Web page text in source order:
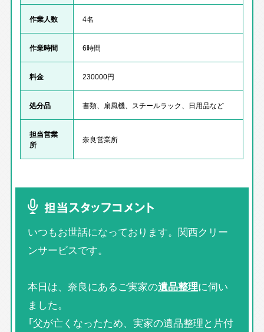
作業人数 4名
作業時間 6時間
料金 230000円
処分品 書類、扇風機、スチールラック、日用品など
担当営業
所
奈良営業所
担当スタッフコメント
いつもお世話になっております。関西クリー
ンサービスです。
本日は、奈良にあるご実家の遺品整理に伺い
ました。
「父が亡くなったため、実家の遺品整理と片付